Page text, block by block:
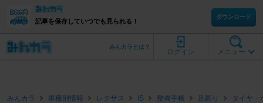
記事を保存していつでも見られる！
ダウンロード
メニュー
ログイン
みんカラとは？
みんカラ 車種別情報 レクサス IS 整備手帳 足廻り タイヤ・